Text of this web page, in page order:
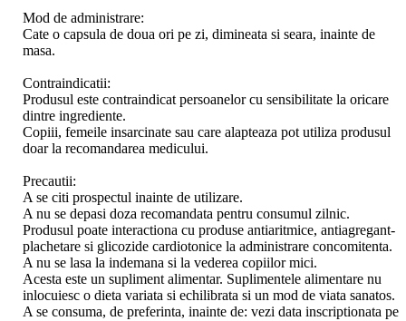
Mod de administrare:
Cate o capsula de doua ori pe zi, dimineata si seara, inainte de
masa.
Contraindicatii:
Produsul este contraindicat persoanelor cu sensibilitate la oricare
dintre ingrediente.
Copiii, femeile insarcinate sau care alapteaza pot utiliza produsul
doar la recomandarea medicului.
Precautii:
A se citi prospectul inainte de utilizare.
A nu se depasi doza recomandata pentru consumul zilnic.
Produsul poate interactiona cu produse antiaritmice, antiagregant-
plachetare si glicozide cardiotonice la administrare concomitenta.
A nu se lasa la indemana si la vederea copiilor mici.
Acesta este un supliment alimentar. Suplimentele alimentare nu
inlocuiesc o dieta variata si echilibrata si un mod de viata sanatos.
A se consuma, de preferinta, inainte de: vezi data inscriptionata pe